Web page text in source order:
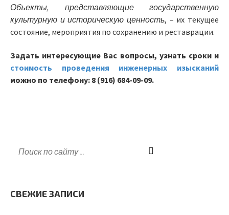
Объекты, представляющие государственную
культурную и историческую ценность, – их текущее
состояние, мероприятия по сохранению и реставрации.
Задать интересующие Вас вопросы, узнать сроки и
стоимость проведения инженерных изысканий
можно по телефону: 8 (916) 684-09-09.
СВЕЖИЕ ЗАПИСИ